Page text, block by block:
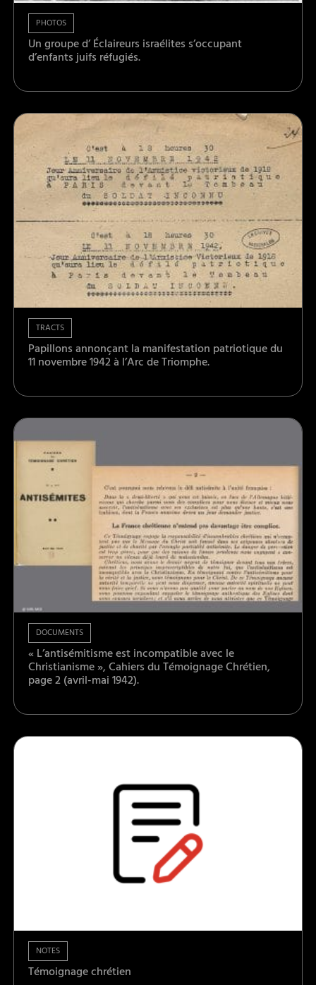
PHOTOS
Un groupe d’ Éclaireurs israélites s’occupant
d’enfants juifs réfugiés.
TRACTS
Papillons annonçant la manifestation patriotique du
11 novembre 1942 à l’Arc de Triomphe.
DOCUMENTS
« L’antisémitisme est incompatible avec le
Christianisme », Cahiers du Témoignage Chrétien,
page 2 (avril-mai 1942).
NOTES
Témoignage chrétien